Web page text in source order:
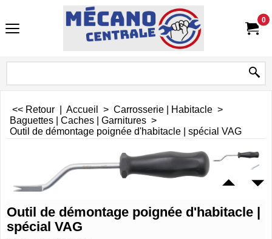
0
<< Retour Accueil > Carrosserie | Habitacle >
Baguettes | Caches | Garnitures >
Outil de démontage poignée d'habitacle | spécial VAG
Outil de démontage poignée d'habitacle |
spécial VAG